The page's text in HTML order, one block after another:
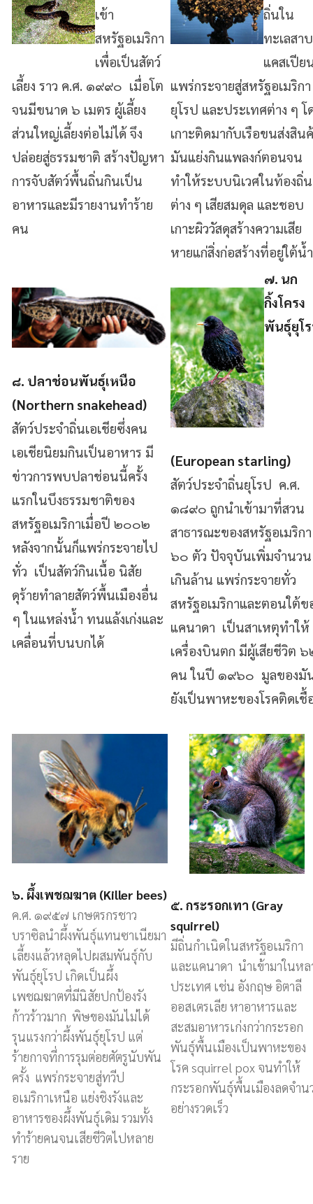
เข้า
สหรัฐอเมริกา
เพื่อเป็นสัตว์
เลี้ยง ราว ค.ศ. ๑๙๙๐ เมื่อโต
จนมีขนาด ๖ เมตร ผู้เลี้ยง
ส่วนใหญ่เลี้ยงต่อไม่ได้ จึง
ปล่อยสู่ธรรมชาติ สร้างปัญหา
การจับสัตว์พื้นถิ่นกินเป็น
อาหารและมีรายงานทำร้าย
คน
ถิ่นใน
ทะเลสาบ
แคสเปีย
แพร่กระจายสู่สหรัฐอเมริกา
ยุโรป และประเทศต่าง ๆ โ
เกาะติดมากับเรือขนส่งสิน
มันแย่งกินแพลงก์ตอนจน
ทำให้ระบบนิเวศในท้องถิ่น
ต่าง ๆ เสียสมดุล และชอบ
เกาะผิววัสดุสร้างความเสีย
หายแก่สิ่งก่อสร้างที่อยู่ใต้น้ำ
๘. ปลาช่อนพันธุ์เหนือ
(Northern snakehead)
สัตว์ประจำถิ่นเอเชียซึ่งคน
เอเชียนิยมกินเป็นอาหาร มี
ข่าวการพบปลาช่อนนี้ครั้ง
แรกในบึงธรรมชาติของ
สหรัฐอเมริกาเมื่อปี ๒๐๐๒
หลังจากนั้นก็แพร่กระจายไป
ทั่ว เป็นสัตว์กินเนื้อ นิสัย
ดุร้ายทำลายสัตว์พื้นเมืองอื่น
ๆ ในแหล่งน้ำ ทนแล้งเก่งและ
เคลื่อนที่บนบกได้
๗. นก
กิ้งโครง
พันธุ์ยุโ
(European starling)
สัตว์ประจำถิ่นยุโรป ค.ศ.
๑๘๙๐ ถูกนำเข้ามาที่สวน
สาธารณะของสหรัฐอเมริกา
๖๐ ตัว ปัจจุบันเพิ่มจำนวน
เกินล้าน แพร่กระจายทั่ว
สหรัฐอเมริกาและตอนใต้ข
แคนาดา เป็นสาเหตุทำให้
เครื่องบินตก มีผู้เสียชีวิต
คน ในปี ๑๙๖๐ มูลของมั
ยังเป็นพาหะของโรคติดเชื้
๖. ผึ้งเพชฌฆาต (Killer bees)
ค.ศ. ๑๙๕๗ เกษตรกรชาว
บราซิลนำผึ้งพันธุ์แทนซาเนียมา
เลี้ยงแล้วหลุดไปผสมพันธุ์กับ
พันธุ์ยุโรป เกิดเป็นผึ้ง
เพชฌฆาตที่มีนิสัยปกป้องรัง
ก้าวร้าวมาก พิษของมันไม่ได้
รุนแรงกว่าผึ้งพันธุ์ยุโรป แต่
ร้ายกาจที่การรุมต่อยศัตรูนับพัน
ครั้ง แพร่กระจายสู่ทวีป
อเมริกาเหนือ แย่งชิงรังและ
อาหารของผึ้งพันธุ์เดิม รวมทั้ง
ทำร้ายคนจนเสียชีวิตไปหลาย
ราย
๕. กระรอกเทา (Gray
squirrel)
มีถิ่นกำเนิดในสหรัฐอเมริกา
และแคนาดา นำเข้ามาในหล
ประเทศ เช่น อังกฤษ อิตาลี
ออสเตรเลีย หาอาหารและ
สะสมอาหารเก่งกว่ากระรอก
พันธุ์พื้นเมืองเป็นพาหะของ
โรค squirrel pox จนทำให้
กระรอกพันธุ์พื้นเมืองลดจำน
อย่างรวดเร็ว